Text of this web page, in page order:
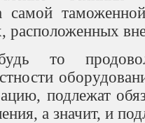
самой
расположенных
то
подлежат
а значит, и